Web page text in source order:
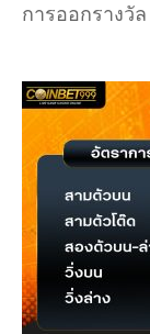
การออกรางวั